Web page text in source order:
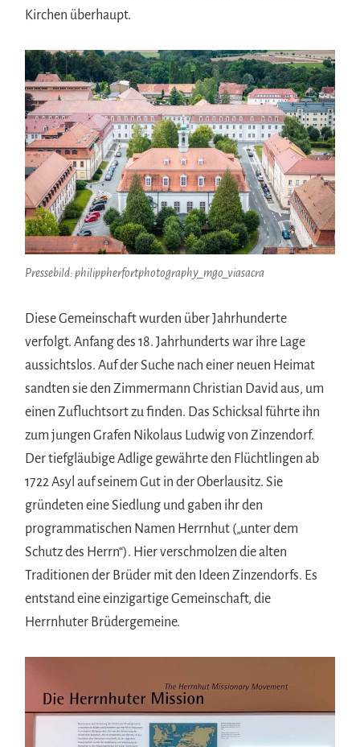
Kirchen überhaupt.
Pressebild: philippherfortphotography_mgo_viasacra
Diese Gemeinschaft wurden über Jahrhunderte
verfolgt. Anfang des 18. Jahrhunderts war ihre Lage
aussichtslos. Auf der Suche nach einer neuen Heimat
sandten sie den Zimmermann Christian David aus, um
einen Zufluchtsort zu finden. Das Schicksal führte ihn
zum jungen Grafen Nikolaus Ludwig von Zinzendorf.
Der tiefgläubige Adlige gewährte den Flüchtlingen ab
1722 Asyl auf seinem Gut in der Oberlausitz. Sie
gründeten eine Siedlung und gaben ihr den
programmatischen Namen Herrnhut („unter dem
Schutz des Herrn“). Hier verschmolzen die alten
Traditionen der Brüder mit den Ideen Zinzendorfs. Es
entstand eine einzigartige Gemeinschaft, die
Herrnhuter Brüdergemeine.